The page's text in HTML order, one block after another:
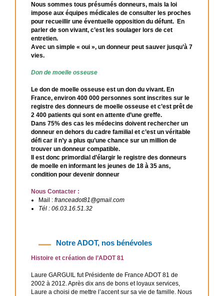
Nous sommes tous présumés donneurs, mais la loi
impose aux équipes médicales de consulter les proches
pour recueillir une éventuelle opposition du défunt. En
parler de son vivant, c’est les soulager lors de cet
entretien.
Avec un simple « oui », un donneur peut sauver jusqu’à 7
vies.
Don de moelle osseuse
Le don de moelle osseuse est un don du vivant. En
France, environ 400 000 personnes sont inscrites sur le
registre des donneurs de moelle osseuse et c’est prêt de
2 400 patients qui sont en attente d’une greffe.
Dans 75% des cas les médecins doivent rechercher un
donneur en dehors du cadre familial et c’est un véritable
défi car il n’y a plus qu’une chance sur un million de
trouver un donneur compatible.
Il est donc primordial d’élargir le registre des donneurs
de moelle en informant les jeunes de 18 à 35 ans,
condition pour devenir donneur
Nous Contacter :
Mail : franceadot81@gmail.com
Tél : 06.03.16.51.32
Notre ADOT, nos bénévoles
Histoire et création de l’ADOT 81
Laure GARGUIL fut Présidente de France ADOT 81 de
2002 à 2012. Après dix ans de bons et loyaux services,
Laure a choisi de mettre l’accent sur sa vie de famille. Nous